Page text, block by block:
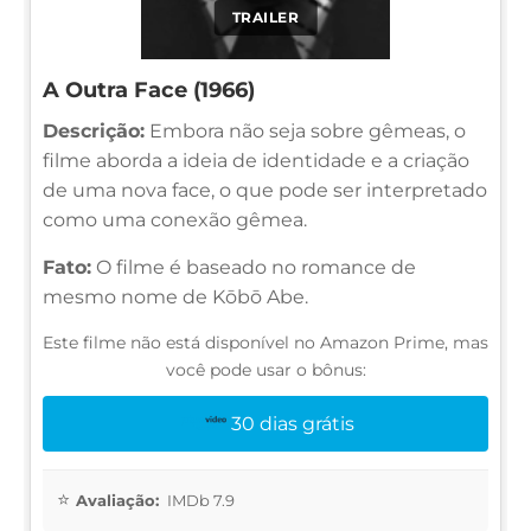
TRAILER
A Outra Face (1966)
Descrição: Embora não seja sobre gêmeas, o
filme aborda a ideia de identidade e a criação
de uma nova face, o que pode ser interpretado
como uma conexão gêmea.
Fato: O filme é baseado no romance de
mesmo nome de Kōbō Abe.
Este filme não está disponível no Amazon Prime, mas
você pode usar o bônus:
30 dias grátis
Avaliação: IMDb 7.9